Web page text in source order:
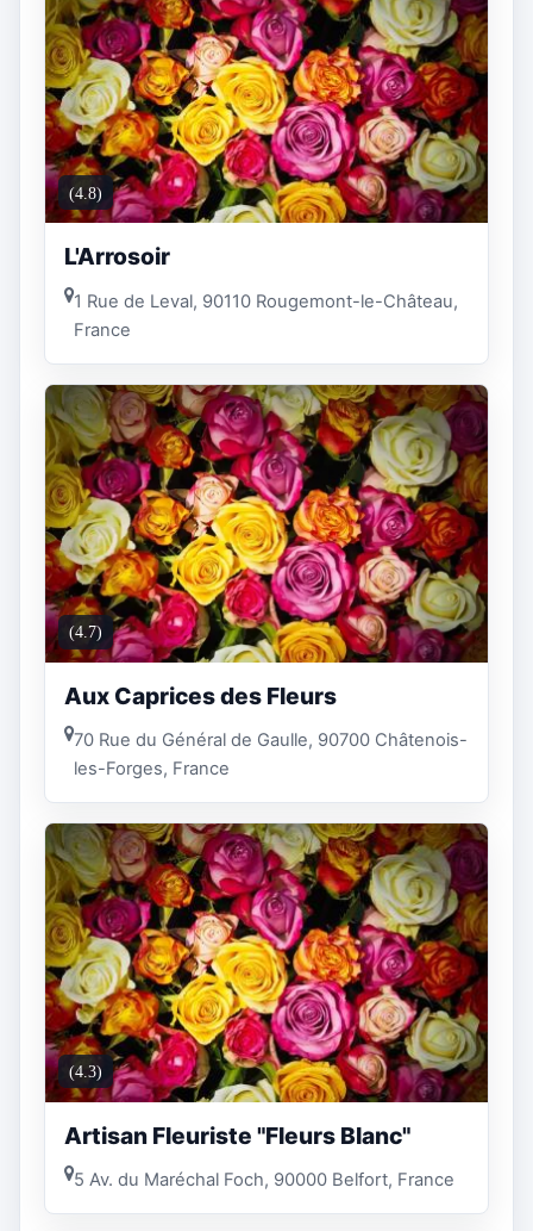
(4.8)
L'Arrosoir
1 Rue de Leval, 90110 Rougemont-le-Château,
France
(4.7)
Aux Caprices des Fleurs
70 Rue du Général de Gaulle, 90700 Châtenois-
les-Forges, France
(4.3)
Artisan Fleuriste "Fleurs Blanc"
5 Av. du Maréchal Foch, 90000 Belfort, France